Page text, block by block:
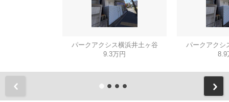
パークアクシス横浜井土ヶ谷
9.3万円
パークアクシ
8.9